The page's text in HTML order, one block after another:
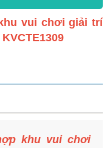
vui chơi giải trí
khu vui chơi